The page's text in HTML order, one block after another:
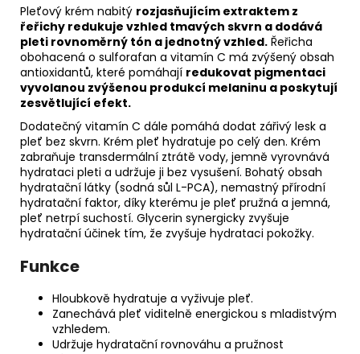
Pleťový krém nabitý rozjasňujícím extraktem z
řeřichy redukuje vzhled tmavých skvrn a dodává
pleti rovnoměrný tón a jednotný vzhled. Řeřicha
obohacená o sulforafan a vitamín C má zvýšený obsah
antioxidantů, které pomáhají redukovat pigmentaci
vyvolanou zvýšenou produkcí melaninu a poskytují
zesvětlující efekt.
Dodatečný vitamín C dále pomáhá dodat zářivý lesk a
pleť bez skvrn. Krém pleť hydratuje po celý den. Krém
zabraňuje transdermální ztrátě vody, jemně vyrovnává
hydrataci pleti a udržuje ji bez vysušení. Bohatý obsah
hydratační látky (sodná sůl L-PCA), nemastný přírodní
hydratační faktor, díky kterému je pleť pružná a jemná,
pleť netrpí suchostí. Glycerin synergicky zvyšuje
hydratační účinek tím, že zvyšuje hydrataci pokožky.
Funkce
Hloubkově hydratuje a vyživuje pleť.
Zanechává pleť viditelně energickou s mladistvým
vzhledem.
Udržuje hydratační rovnováhu a pružnost
TONIKUM
S
HYDRATAČNÍM
KOMPLEXEM
200
ML